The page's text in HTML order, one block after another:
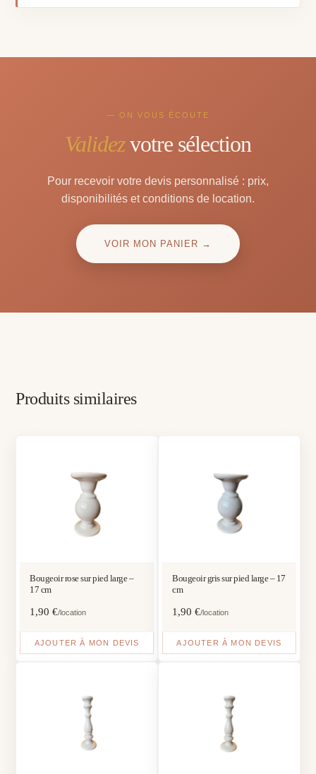
— ON VOUS ÉCOUTE
Validezvotre sélection
Pour recevoir votre devis personnalisé : prix,
disponibilités et conditions de location.
VOIR MON PANIER →
Produits similaires
Bougeoir rose sur pied large –
17 cm
1,90€/location
AJOUTER À MON DEVIS
Bougeoir gris sur pied large – 17
cm
1,90 €/location
AJOUTER À MON DEVIS